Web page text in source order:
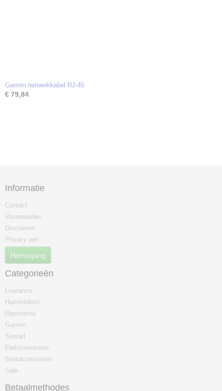
Garmin netwerkkabel RJ-45
€ 79,84
Informatie
Contact
Voorwaarden
Disclaimer
Privacy wet
Herroeping
Categorieën
Lowrance
Humminbird
Raymarine
Garmin
Simrad
Elektromotoren
Bootaccessoires
Sale
Betaalmethodes